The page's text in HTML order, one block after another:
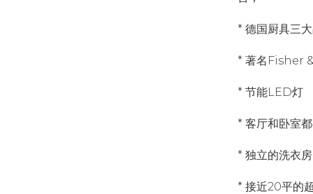
* 德国厨具三
* 著名Fisher
* 节能LED灯
* 客厅和卧室
* 独立的洗衣房
* 接近20平的